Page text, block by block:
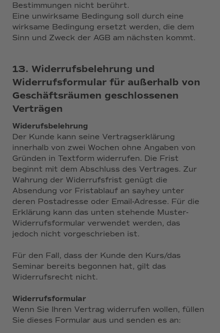
Bestimmungen nicht berührt.
Eine unwirksame Bedingung soll durch eine
wirksame Bedingung ersetzt werden, die dem
Sinn und Zweck der AGB am nächsten kommt.
13. Widerrufsbelehrung und
Widerrufsformular für außerhalb von
Geschäftsräumen geschlossenen
Verträgen
Widerufsbelehrung
Der Kunde kann seine Vertragserklärung
innerhalb von zwei Wochen ohne Angaben von
Gründen in Textform widerrufen. Die Frist
beginnt mit dem Abschluss des Vertrages. Zur
Wahrung der Widerrufsfrist genügt die
Absendung vor Fristablauf an sayhey unter
deren Postadresse oder Email-Adresse. Für die
Erklärung kann das unten stehende Muster-
Widerrufsformular verwendet werden, das
jedoch nicht vorgeschrieben ist.
Für den Fall, dass der Kunde den Kurs/das
Seminar bereits begonnen hat, gilt das
Widerrufsrecht nicht.
Widerrufsformular
Wenn Sie Ihren Vertrag widerrufen wollen, füllen
Sie dieses Formular aus und senden es an: